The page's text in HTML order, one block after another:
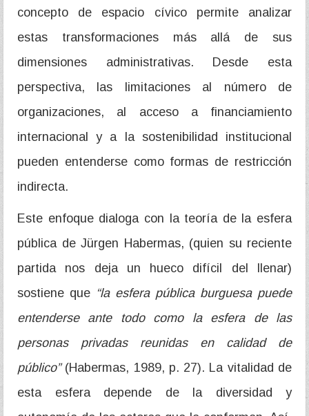
concepto de espacio cívico permite analizar
estas transformaciones más allá de sus
dimensiones administrativas. Desde esta
perspectiva, las limitaciones al número de
organizaciones, al acceso a financiamiento
internacional y a la sostenibilidad institucional
pueden entenderse como formas de restricción
indirecta.
Este enfoque dialoga con la teoría de la esfera
pública de Jürgen Habermas, (quien su reciente
partida nos deja un hueco difícil del llenar)
sostiene que “la esfera pública burguesa puede
entenderse ante todo como la esfera de las
personas privadas reunidas en calidad de
público”(Habermas, 1989, p. 27). La vitalidad de
esta esfera depende de la diversidad y